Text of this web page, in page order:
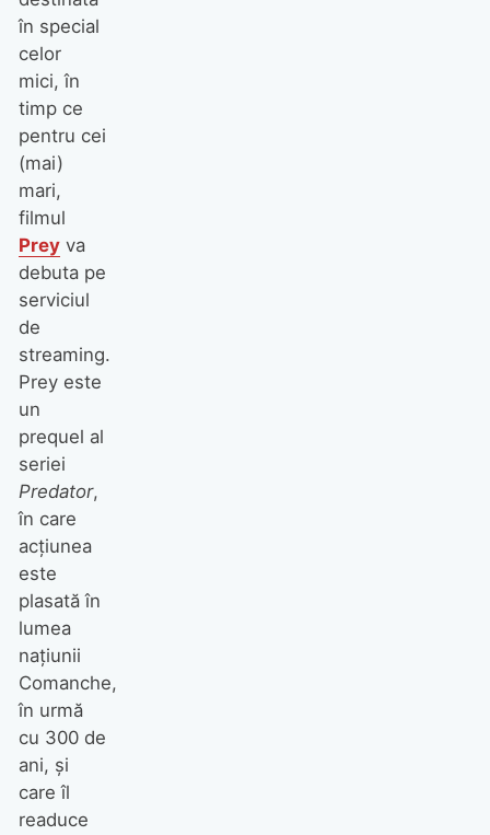
în special
celor
mici, în
timp ce
pentru cei
(mai)
mari,
filmul
Preyva
debuta pe
serviciul
de
streaming.
Prey este
un
prequel al
seriei
Predator,
în care
acțiunea
este
plasată în
lumea
națiunii
Comanche,
în urmă
cu 300 de
ani, și
care îl
readuce